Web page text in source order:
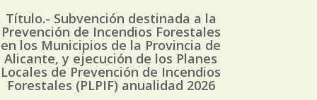
Título.- Subvención destinada a la
Prevención de Incendios Forestales
en los Municipios de la Provincia de
Alicante, y ejecución de los Planes
Locales de Prevención de Incendios
Forestales (PLPIF) anualidad 2026